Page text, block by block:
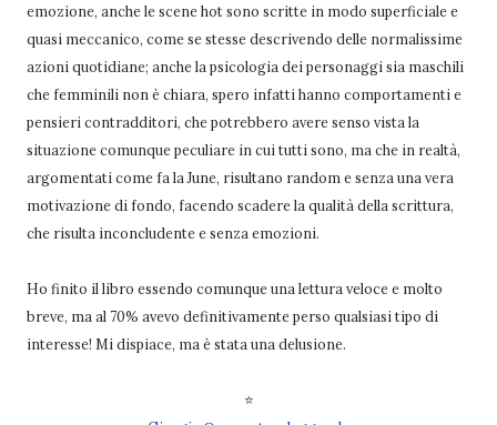
emozione, anche le scene hot sono scritte in modo superficiale e
quasi meccanico, come se stesse descrivendo delle normalissime
azioni quotidiane; anche la psicologia dei personaggi sia maschili
che femminili non è chiara, spero infatti hanno comportamenti e
pensieri contradditori, che potrebbero avere senso vista la
situazione comunque peculiare in cui tutti sono, ma che in realtà,
argomentati come fa la June, risultano random e senza una vera
motivazione di fondo, facendo scadere la qualità della scrittura,
che risulta inconcludente e senza emozioni.
Ho finito il libro essendo comunque una lettura veloce e molto
breve, ma al 70% avevo definitivamente perso qualsiasi tipo di
interesse! Mi dispiace, ma è stata una delusione.
⭐